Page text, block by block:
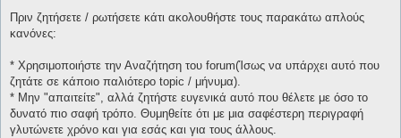
Πριν ζητήσετε / ρωτήσετε κάτι ακολουθήστε τους παρακάτω απλούς
κανόνες:
* Χρησιμοποιήστε την Αναζήτηση του forum(Ίσως να υπάρχει αυτό που
ζητάτε σε κάποιο παλιότερο topic / μήνυμα).
* Μην "απαιτείτε", αλλά ζητήστε ευγενικά αυτό που θέλετε με όσο το
δυνατό πιο σαφή τρόπο. Θυμηθείτε ότι με μια σαφέστερη περιγραφή
γλυτώνετε χρόνο και για εσάς και για τους άλλους.